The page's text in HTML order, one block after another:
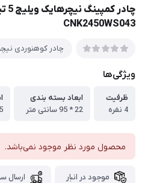
CNK2450WS043
چادر کوهنوردی
ویژگی‌ها
ظرفیت
4 نفره
ابعاد بسته بندی
22 * 95 سانتی متر
175
محصول مورد نظر موجود نمی‌باشد.
موجود در انبار ارسال